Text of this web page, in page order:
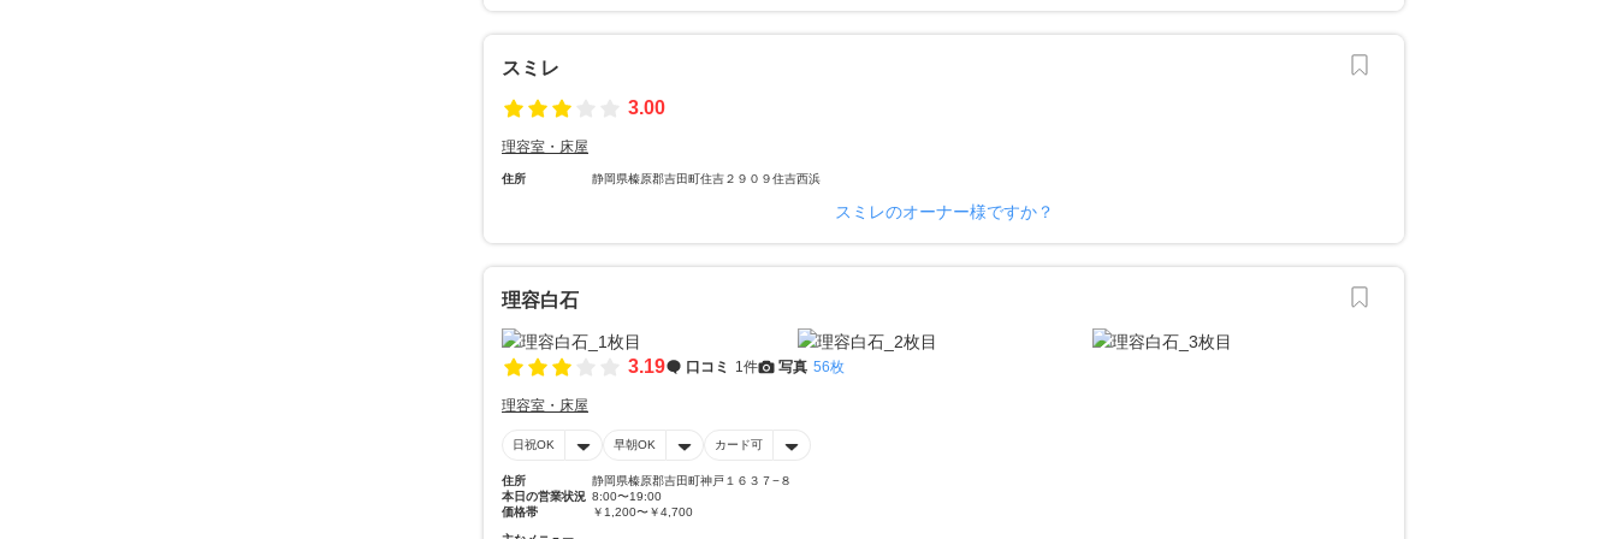
スミレ
3.00
理容室・床屋
住所 静岡県榛原郡吉田町住吉２９０９住吉西浜
スミレのオーナー様ですか？
理容白石
3.19 口コミ 1件 写真 56枚
理容室・床屋
日祝OK 早朝OK カード可
住所
静岡県榛原郡吉田町神戸１６３７−８
本日の営業状況 8:00〜19:00
価格帯
￥1,200〜￥4,700